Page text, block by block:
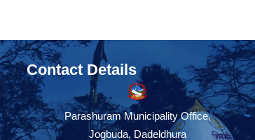
Contact Details
Parashuram Municipality Office,
Jogbuda, Dadeldhura